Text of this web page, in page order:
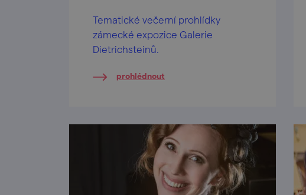
Tematické večerní prohlídky
zámecké expozice Galerie
Dietrichsteinů.
prohlédnout